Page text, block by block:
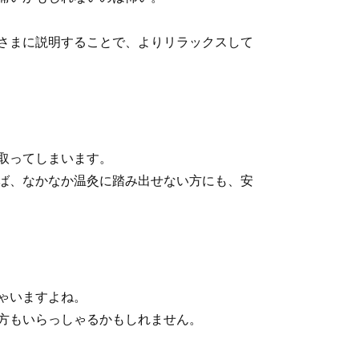
まに説明することで、よりリラックスして
てしまいます。
、なかなか温灸に踏み出せない方にも、安
いますよね。
いらっしゃるかもしれません。